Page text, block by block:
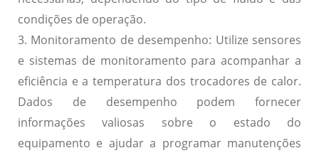
condições de operação.
3. Monitoramento de desempenho: Utilize sensores
e sistemas de monitoramento para acompanhar a
eficiência e a temperatura dos trocadores de calor.
Dados de desempenho podem fornecer
informações valiosas sobre o estado do
equipamento e ajudar a programar manutenções